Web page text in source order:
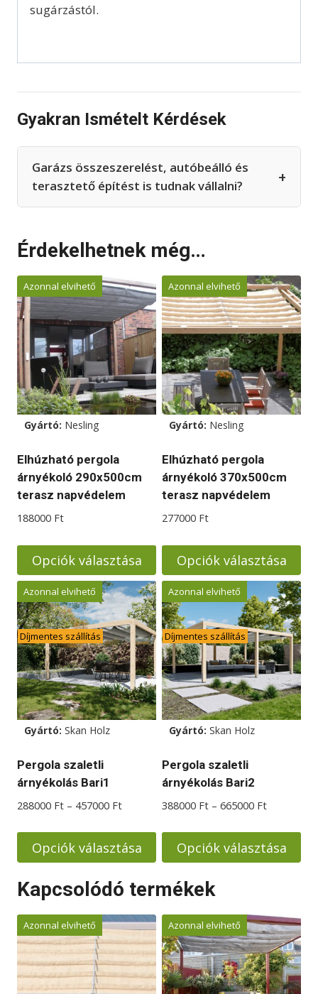
sugárzástól.
Gyakran Ismételt Kérdések
Garázs összeszerelést, autóbeálló és
terasztető építést is tudnak vállalni?
+
Érdekelhetnek még…
Azonnal elvihető
Gyártó: Nesling
Elhúzható pergola
árnyékoló 290x500cm
terasz napvédelem
188000 Ft
Opciók választása
Ennek
a
terméknek
több
variációja
van.
A
változatok
termékoldalon
választhatók
Azonnal elvihető
Gyártó: Nesling
Elhúzható pergola
árnyékoló 370x500cm
terasz napvédelem
277000 Ft
Opciók választása
Ennek
a
terméknek
több
variációja
van.
A
változatok
termékoldalon
választhatók
Azonnal elvihető
Díjmentes szállítás
Gyártó: Skan Holz
Pergola szaletli
árnyékolás Bari1
288000 Ft – 457000 FtÁrtartomány:
-
457000 Ft
Opciók választása
a
több
variációja
van.
A
Azonnal elvihető
Díjmentes szállítás
Gyártó: Skan Holz
Pergola szaletli
árnyékolás Bari2
388000 Ft – 665000 Ft
-
665000 Ft
Opciók választása
a
több
variációja
van.
A
Kapcsolódó termékek
Azonnal elvihető Azonnal elvihető